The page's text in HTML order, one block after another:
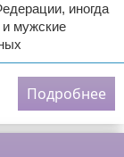
иногда
и мужские
Подробнее